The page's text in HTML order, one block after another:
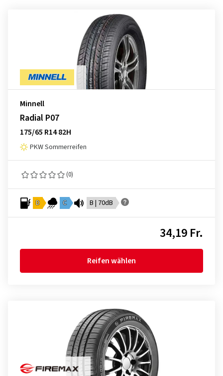
Minnell
Radial P07
175/65 R14 82H
PKW Sommerreifen
(0)
D C B | 70dB
34,19 Fr.
Reifen wählen